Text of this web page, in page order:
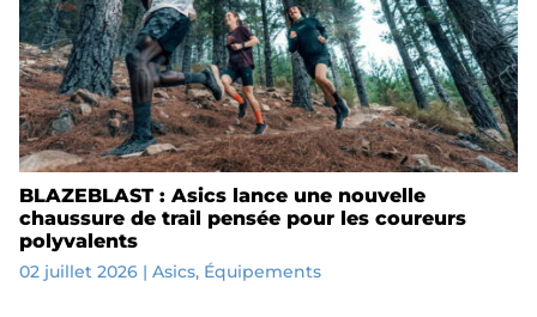
BLAZEBLAST : Asics lance une nouvelle
chaussure de trail pensée pour les coureurs
polyvalents
02 juillet 2026| Asics, Équipements